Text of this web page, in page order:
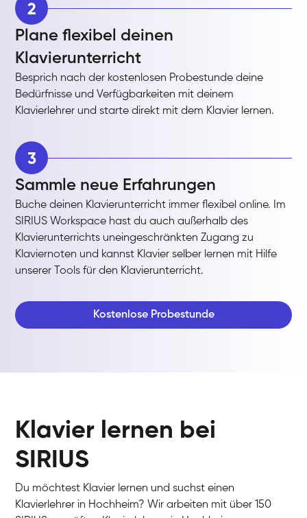
2
Plane flexibel deinen
Klavierunterricht
Besprich nach der kostenlosen Probestunde deine
Bedürfnisse und Verfügbarkeiten mit deinem
Klavierlehrer und starte direkt mit dem Klavier lernen.
3
Sammle neue Erfahrungen
Buche deinen Klavierunterricht immer flexibel online. Im
SIRIUS Workspace hast du auch außerhalb des
Klavierunterrichts uneingeschränkten Zugang zu
Klaviernoten und kannst Klavier selber lernen mit Hilfe
unserer Tools für den Klavierunterricht.
Kostenlose Probestunde
Klavier lernen bei
SIRIUS
Du möchtest Klavier lernen und suchst einen
Klavierlehrer in Hochheim? Wir arbeiten mit über 150